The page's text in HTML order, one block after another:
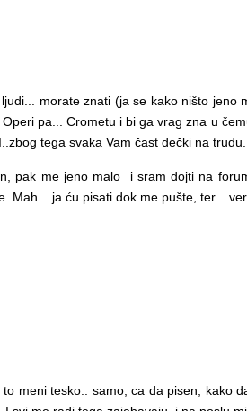
morate znati (ja se kako ništo
pa... Crometu i bi ga vrag zna u
tega svaka Vam čast dečki na trudu.
pak me jeno malo i sram dojti na
Mah... ja ću pisati dok me pušte, ter...
meni tesko.. samo, ca da pisen,